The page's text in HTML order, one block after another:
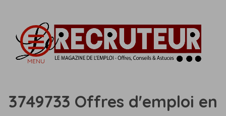
3749733 Offres d'emploi en